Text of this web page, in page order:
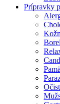
Prípravky